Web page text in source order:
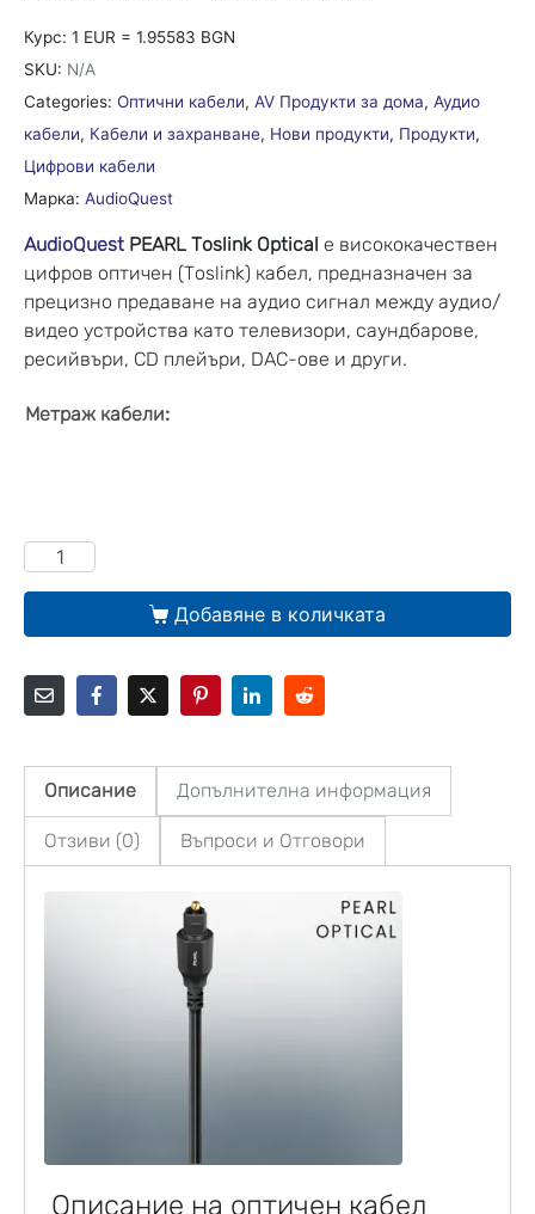
Курс: 1 EUR = 1.95583 BGN
SKU: N/A
Categories: Оптични кабели, AV Продукти за дома, Аудио
кабели, Кабели и захранване, Нови продукти, Продукти,
Цифрови кабели
Марка: AudioQuest
AudioQuest PEARL Toslink Optical е висококачествен
цифров оптичен (Toslink) кабел, предназначен за
прецизно предаване на аудио сигнал между аудио/
видео устройства като телевизори, саундбарове,
ресийвъри, CD плейъри, DAC-ове и други.
Метраж кабели:
Добавяне в количката
Описание Допълнителна информация
Отзиви (0) Въпроси и Отговори
Описание на оптичен кабел